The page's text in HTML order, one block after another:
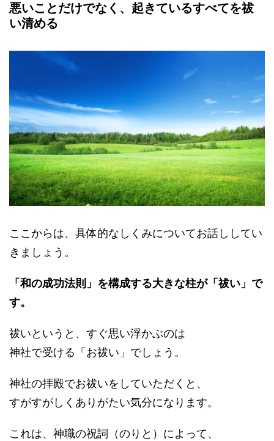
悪いことだけでなく、起きているすべてを祓
い清める
ここからは、具体的なしくみについてお話ししてい
きましょう。
「和の成功法則」を構成する大きな柱が「祓い」で
す。
祓いというと、すぐ思い浮かぶのは
神社で受ける「お祓い」でしょう。
神社の拝殿でお祓いをしていただくと、
すがすがしくありがたい気分になります。
これは、神職の祝詞（のりと）によって、